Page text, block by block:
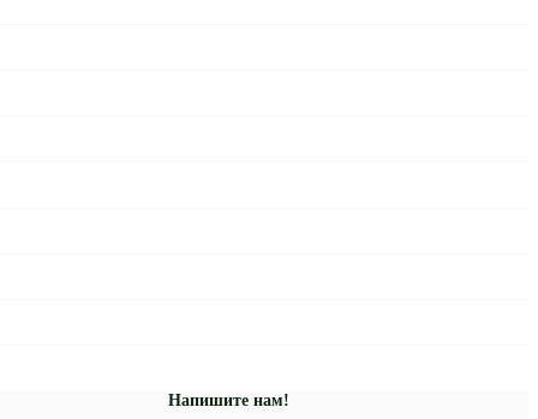
Напишите нам!